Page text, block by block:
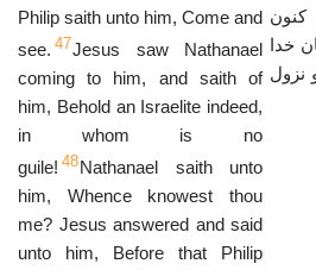
Philip saith unto him, Come and
see. 47Jesus saw Nathanael
coming to him, and saith of
him, Behold an Israelite indeed,
in whom is no
guile! 48Nathanael saith unto
him, Whence knowest thou
me? Jesus answered and said
unto him, Before that Philip
خدا
نزول